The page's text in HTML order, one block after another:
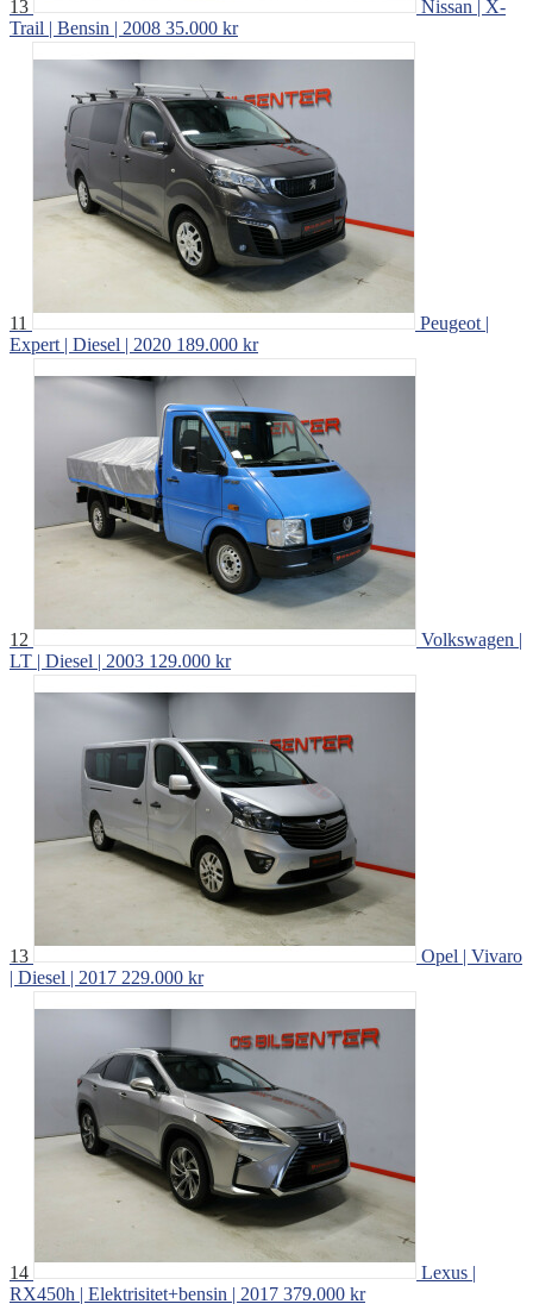
13
Nissan | X-
Trail | Bensin | 2008 35.000 kr
11
Peugeot |
Expert | Diesel | 2020 189.000 kr
12
Volkswagen |
LT | Diesel | 2003 129.000 kr
13
Opel | Vivaro
| Diesel | 2017 229.000 kr
14
Lexus |
RX450h | Elektrisitet+bensin | 2017 379.000 kr